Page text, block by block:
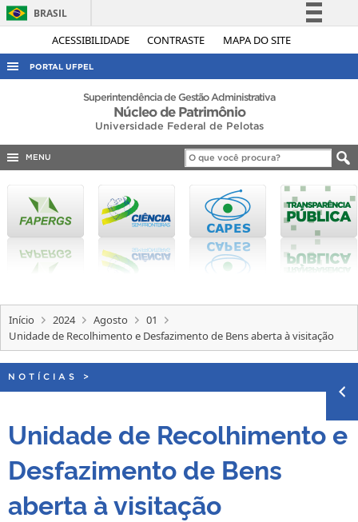
ACESSIBILIDADE CONTRASTE MAPA DO SITE
BRASIL
Simplifique!
Acesso à informação
Canais
PORTAL UFPEL
ACESSO À INFORMAÇÃO
EDITAIS
OUVIDORIA
Superintendência de Gestão Administrativa
Núcleo de Patrimônio
Universidade Federal de Pelotas
MENU
Início 2024 Agosto
01
Unidade de Recolhimento e Desfazimento de Bens aberta à visitação
NOTÍCIAS >
Unidade de Recolhimento e
Desfazimento de Bens
aberta à visitação